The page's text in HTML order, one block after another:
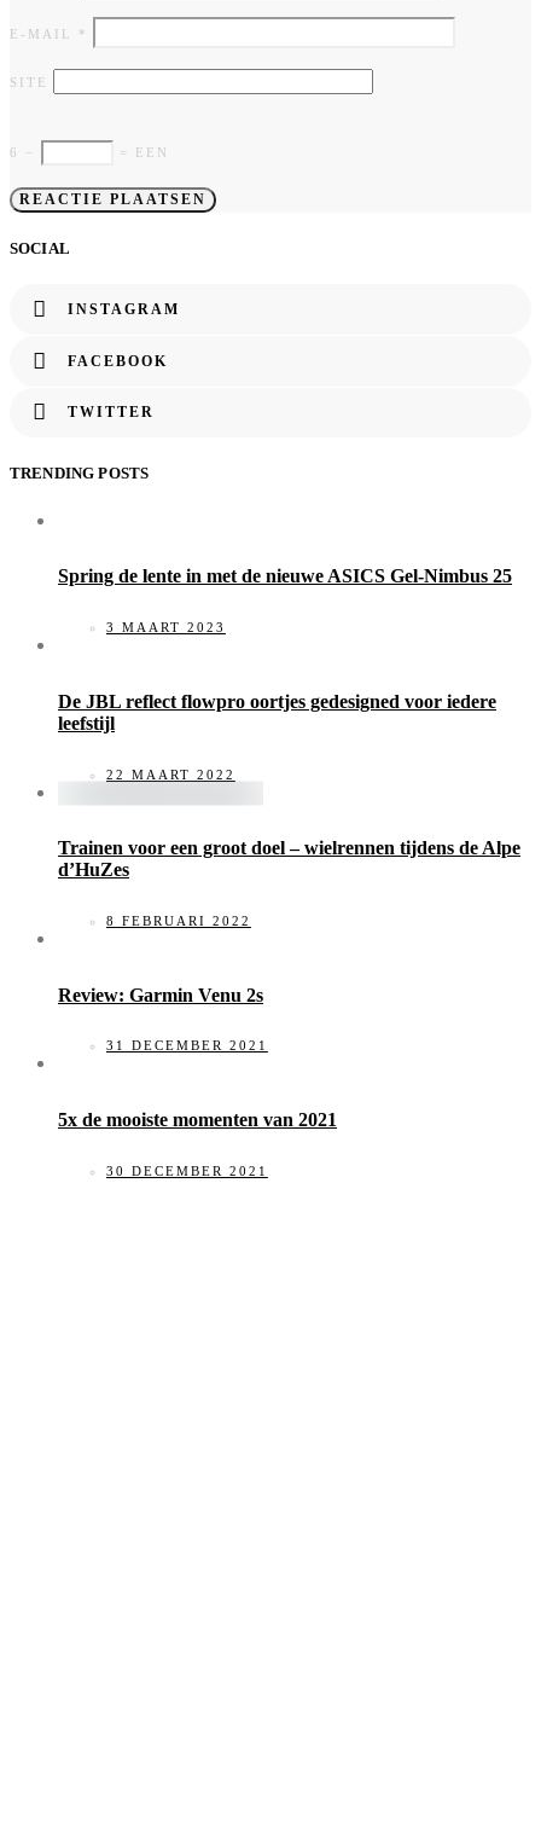
E-MAIL *
SITE
6 − = EEN
SOCIAL
INSTAGRAM
FACEBOOK
TWITTER
TRENDING POSTS
Spring de lente in met de nieuwe ASICS Gel-Nimbus 25
3 MAART 2023
De JBL reflect flowpro oortjes gedesigned voor iedere
leefstijl
22 MAART 2022
Trainen voor een groot doel – wielrennen tijdens de Alpe
d’HuZes
8 FEBRUARI 2022
Review: Garmin Venu 2s
31 DECEMBER 2021
5x de mooiste momenten van 2021
30 DECEMBER 2021